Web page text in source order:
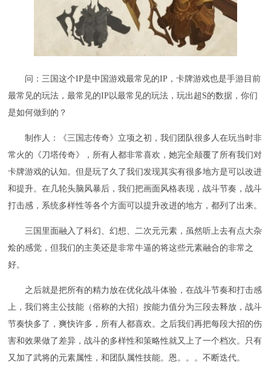
问：三国这个IP是中国游戏最常见的IP，卡牌游戏也是手游目前
最常见的玩法，最常见的IP以最常见的玩法，玩出超S的数据，你们
是如何做到的？
制作人：《三国志传奇》立项之初，我们团队很多人在玩当时非
常火的《刀塔传奇》，所有人都非常喜欢，她完全颠覆了所有我们对
卡牌游戏的认知。但是玩了久了我们发现其实有很多地方是可以改进
和提升。在几轮头脑风暴后，我们把画面风格表现，战斗节奏，战斗
打击感，系统多样性等各个方面可以提升改进的地方，都列了出来。
三国里面融入了科幻、幻想、二次元元素，虽然听上去有点大杂
烩的感觉，但我们的主美还是非常牛逼的将这些元素融合的非常之
好。
之后就是把所有的精力放在优化战斗体验，在战斗节奏和打击感
上，我们将主公技能（俗称的大招）按能力值分为三段去释放，战斗
节奏快多了，爽快许多，所有人都喜欢。之后我们再把每段大招的伤
害和效果做了差异，战斗的多样性和策略性就又上了一个档次。只有
又加了武将的元素属性，和团队属性技能。恩。。。不断迭代。